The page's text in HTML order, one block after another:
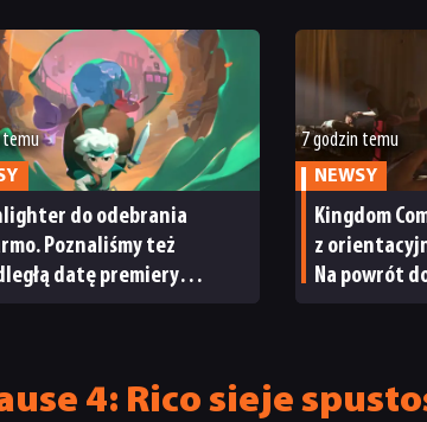
temu
do odebrania
Poznaliśmy też
datę premiery
7 godzin temu
NEWSY
Kingdom
z
Na powrót
4: Rico sieje